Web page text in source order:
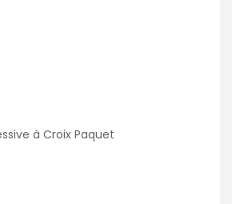
à Croix Paquet